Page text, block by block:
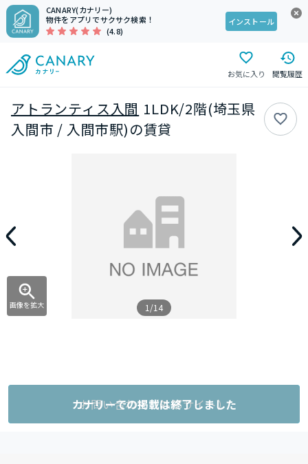
CANARY(カナリー)
物件をアプリでサクサク検索！
(4.8)
インストール
お気に入り 閲覧履歴
アトランティス入間 1LDK/2階(埼玉県
入間市 / 入間市駅)の賃貸
画像を拡大 1/14
お問い合わせ（外部サイト）
カナリーでの掲載は終了しました